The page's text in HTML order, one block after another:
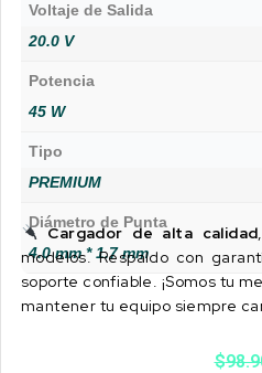
Voltaje de Salida
20.0 V
Potencia
45 W
Tipo
PREMIUM
Diámetro de Punta
4.0 mm * 1.7 mm
Cargador de alta calidad
modelos. Respaldo con
soporte confiable. ¡Somos tu
mantener tu equipo siempre
$